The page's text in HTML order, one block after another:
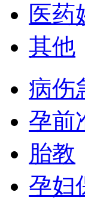
医药
其他
病伤
孕前
胎教
孕妇